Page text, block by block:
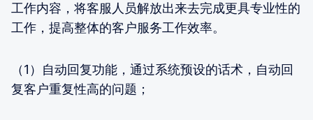
工作内容，将客服人员解放出来去完成更具专业性的
工作，提高整体的客户服务工作效率。
（1）自动回复功能，通过系统预设的话术，自动回
复客户重复性高的问题；